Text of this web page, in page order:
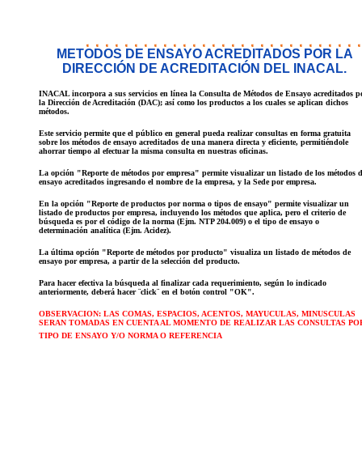
METODOS DE ENSAYO ACREDITADOS POR LA
DIRECCIÓN DE ACREDITACIÓN DEL INACAL.
INACAL incorpora a sus servicios en línea la Consulta de Métodos de Ensayo acreditados
la Dirección de Acreditación (DAC); así como los productos a los cuales se aplican dichos
métodos.
Este servicio permite que el público en general pueda realizar consultas en forma gratuita
sobre los métodos de ensayo acreditados de una manera directa y eficiente, permitiéndole
ahorrar tiempo al efectuar la misma consulta en nuestras oficinas.
La opción "Reporte de métodos por empresa" permite visualizar un listado de los métodos
ensayo acreditados ingresando el nombre de la empresa, y la Sede por empresa.
En la opción "Reporte de productos por norma o tipos de ensayo" permite visualizar un
listado de productos por empresa, incluyendo los métodos que aplica, pero el criterio de
búsqueda es por el código de la norma (Ejm. NTP 204.009) o el tipo de ensayo o
determinación analítica (Ejm. Acidez).
La última opción "Reporte de métodos por producto" visualiza un listado de métodos de
ensayo por empresa, a partir de la selección del producto.
Para hacer efectiva la búsqueda al finalizar cada requerimiento, según lo indicado
anteriormente, deberá hacer ¨click¨ en el botón control "OK".
OBSERVACION: LAS COMAS, ESPACIOS, ACENTOS, MAYUCULAS, MINUSCULAS
SERAN TOMADAS EN CUENTA AL MOMENTO DE REALIZAR LAS CONSULTAS
TIPO DE ENSAYO Y/O NORMA O REFERENCIA